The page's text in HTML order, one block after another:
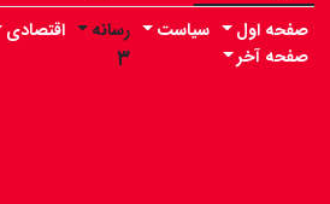
صفحه اول سیاست رسانه
۳
اقتصادی
صفحه آخر